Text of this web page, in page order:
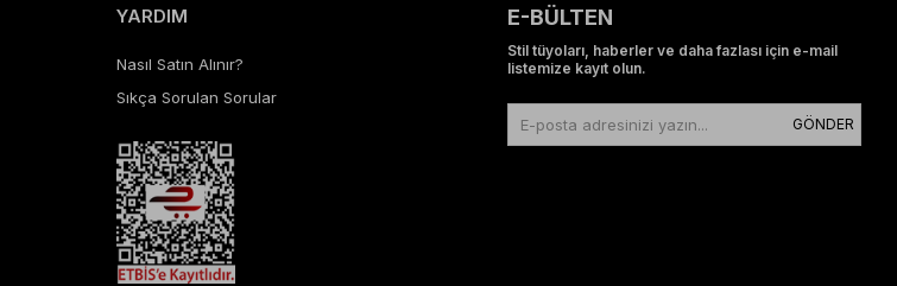
YARDIM
Nasıl Satın Alınır?
Sıkça Sorulan Sorular
E-BÜLTEN
Stil tüyoları, haberler ve daha fazlası için e-mail
listemize kayıt olun.
GÖNDER